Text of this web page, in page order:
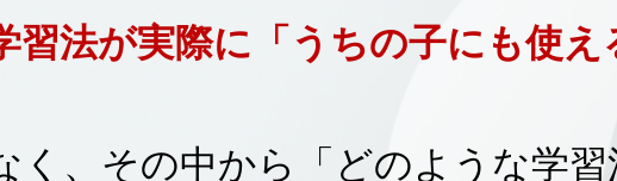
法が実際に「うちの子にも使え
、 その中から「どのような学